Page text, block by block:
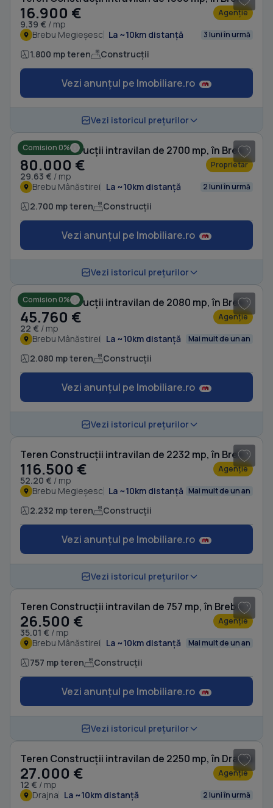
16.900 €
9.39 € / mp
Agenție
Brebu Megieșesc La ~10km distanță 3 luni în urmă
1.800 mp teren Construcții
Vezi anunțul pe Imobiliare.ro
Vezi istoricul prețurilor
Comision 0% Teren Construcții intravilan de 2700 mp, în Brebu Mânăstirei
80.000 €
29.63 € / mp
Proprietar
Brebu Mânăstirei La ~10km distanță 2 luni în urmă
2.700 mp teren Construcții
Vezi anunțul pe Imobiliare.ro
Vezi istoricul prețurilor
Comision 0% Teren Construcții intravilan de 2080 mp, în Brebu Mânăstirei
45.760 €
22 € / mp
Agenție
Brebu Mânăstirei La ~10km distanță Mai mult de un an
2.080 mp teren Construcții
Vezi anunțul pe Imobiliare.ro
Vezi istoricul prețurilor
Teren Construcții intravilan de 2232 mp, în Brebu Megieșesc
116.500 €
52.20 € / mp
Agenție
Brebu Megieșesc La ~10km distanță Mai mult de un an
2.232 mp teren Construcții
Vezi anunțul pe Imobiliare.ro
Vezi istoricul prețurilor
Teren Construcții intravilan de 757 mp, în Brebu Mânăstirei
26.500 €
35.01 € / mp
Agenție
Brebu Mânăstirei La ~10km distanță Mai mult de un an
757 mp teren Construcții
Vezi anunțul pe Imobiliare.ro
Vezi istoricul prețurilor
Teren Construcții intravilan de 2250 mp, în Drajna
27.000 €
12 € / mp
Agenție
Drajna La ~10km distanță 2 luni în urmă